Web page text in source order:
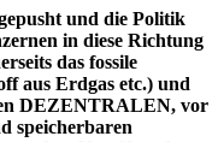
und die Politik
in diese Richtung
das fossile
aus Erdgas etc.) und
DEZENTRALEN, vor
speicherbaren